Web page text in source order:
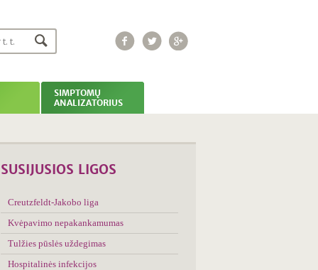
turėtų būti vaistinės
ramunės žiedų?
Kai nugaros
4 dažniausi rimtos
plaučių ligos
išsivystymą
virškinimui
Kaip turėti dailias ir
lengvas kojas?
Lytinė vyrų sveikata –
jautri, bet labai svarbi
tema
10 įdomių faktų apie
mopsus
SIMPTOMŲ
ANALIZATORIUS
SUSIJUSIOS LIGOS
Creutzfeldt-Jakobo liga
Kvėpavimo nepakankamumas
Tulžies pūslės uždegimas
Hospitalinės infekcijos